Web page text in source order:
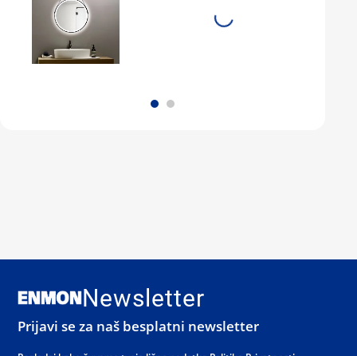
Newsletter
Prijavi se za naš besplatni newsletter